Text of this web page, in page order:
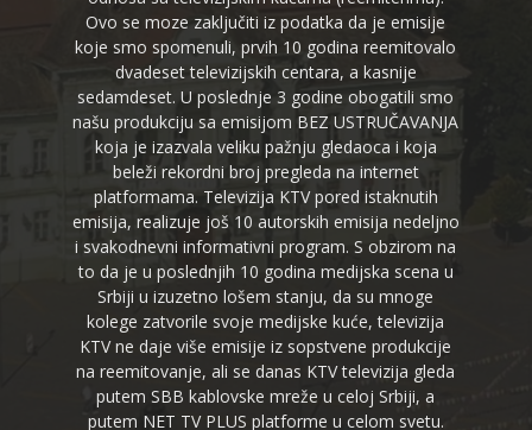
Ovo se moze zaključiti iz podatka da je emisije
koje smo spomenuli, prvih 10 godina reemitovalo
dvadeset televizijskih centara, a kasnije
sedamdeset. U poslednje 3 godine obogatili smo
našu produkciju sa emisijom BEZ USTRUČAVANJA
koja je izazvala veliku pažnju gledaoca i koja
beleži rekordni broj pregleda na internet
platformama. Televizija KTV pored istaknutih
emisija, realizuje još 10 autorskih emisija nedeljno
i svakodnevni informativni program. S obzirom na
to da je u poslednjih 10 godina medijska scena u
Srbiji u izuzetno lošem stanju, da su mnoge
kolege zatvorile svoje medijske kuće, televizija
KTV ne daje više emisije iz sopstvene produkcije
na reemitovanje, ali se danas KTV televizija gleda
putem SBB kablovske mreže u celoj Srbiji, a
putem NET TV PLUS platforme u celom svetu.